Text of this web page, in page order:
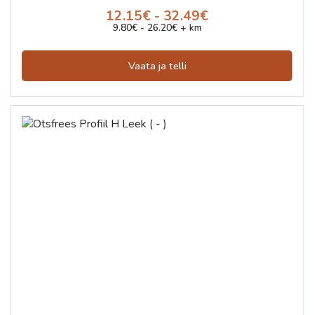
12.15€ - 32.49€
9.80€ - 26.20€ + km
Vaata ja telli